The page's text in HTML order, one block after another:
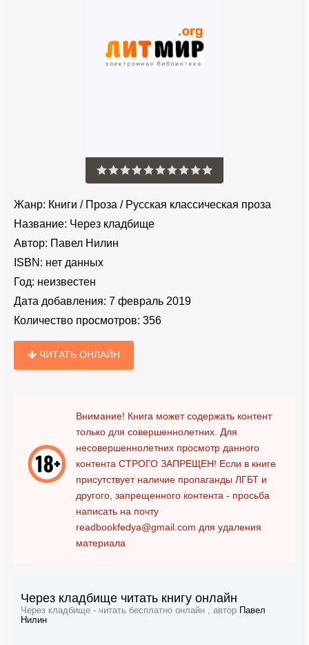
Жанр: Книги / Проза / Русская классическая проза
Название: Через кладбище
Автор: Павел Нилин
ISBN: нет данных
Год: неизвестен
Дата добавления: 7 февраль 2019
Количество просмотров: 356
ЧИТАТЬ ОНЛАЙН
Внимание! Книга может содержать контент
только для совершеннолетних. Для
несовершеннолетних просмотр данного
контента СТРОГО ЗАПРЕЩЕН! Если в книге
присутствует наличие пропаганды ЛГБТ и
другого, запрещенного контента - просьба
написать на почту
readbookfedya@gmail.com для удаления
материала
Через кладбище читать книгу онлайн
Через кладбище - читать бесплатно онлайн , автор
Павел
Нилин